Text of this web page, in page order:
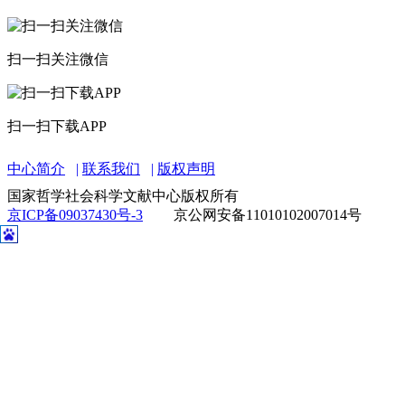
扫一扫关注微信
扫一扫下载APP
中心简介 联系我们
版权声明
国家哲学社会科学文献中心版权所有
京ICP备09037430号-3
京公网安备11010102007014号